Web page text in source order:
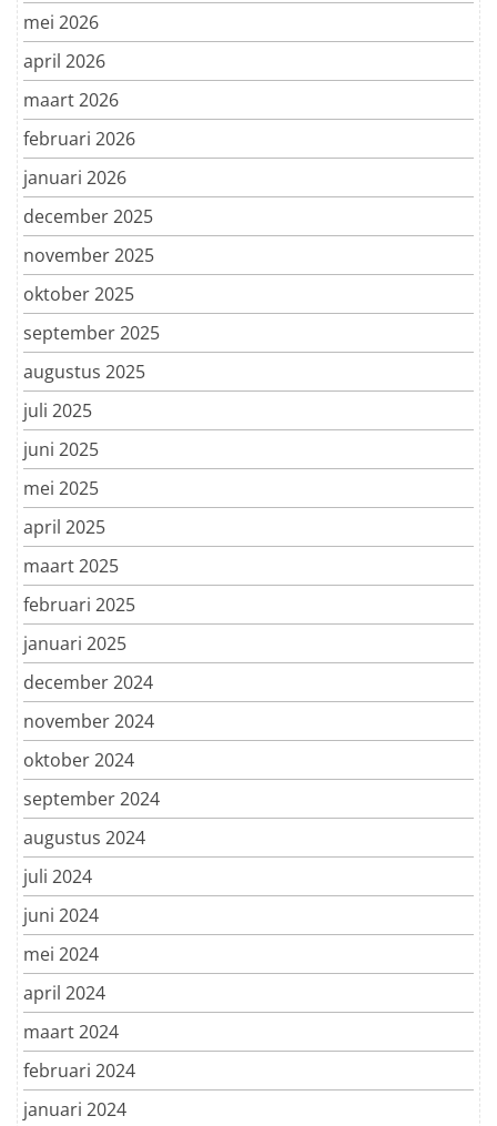
mei 2026
april 2026
maart 2026
februari 2026
januari 2026
december 2025
november 2025
oktober 2025
september 2025
augustus 2025
juli 2025
juni 2025
mei 2025
april 2025
maart 2025
februari 2025
januari 2025
december 2024
november 2024
oktober 2024
september 2024
augustus 2024
juli 2024
juni 2024
mei 2024
april 2024
maart 2024
februari 2024
januari 2024